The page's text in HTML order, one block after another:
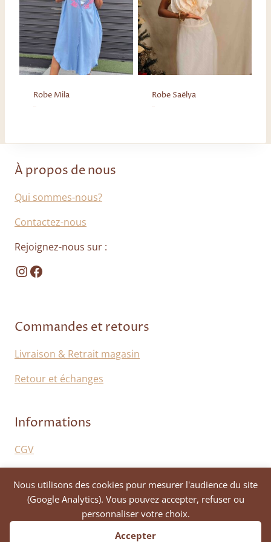
Nous utilisons des cookies pour mesurer l'audience du site
(Google Analytics). Vous pouvez accepter, refuser ou
personnaliser votre choix.
Accepter
Robe Mila Robe Saëlya
À propos de nous
Qui sommes-nous?
Contactez-nous
Rejoignez-nous sur :
Instagram
Facebook
Commandes et retours
Livraison & Retrait magasin
Retour et échanges
Informations
CGV
Politique de confidentialité